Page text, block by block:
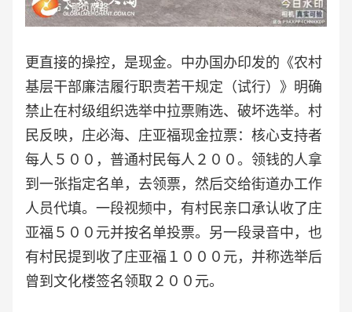
更直接的操控，是现金。中办国办印发的《农村
基层干部廉洁履行职责若干规定（试行）》明确
禁止在村级组织选举中拉票贿选、破坏选举。村
民反映，庄必海、庄亚福现金拉票：核心支持者
每人５００，普通村民每人２００。领钱的人拿
到一张指定名单，去领票，然后交给街道办工作
人员代填。一段视频中，有村民亲口承认收了庄
亚福５００元并按名单投票。另一段录音中，也
有村民提到收了庄亚福１０００元，并称选举后
曾到文化楼签名领取２００元。